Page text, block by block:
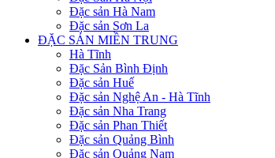
Đặc sản Hà Nam
Đặc sản Sơn La
ĐẶC SẢN MIỀN TRUNG
Hà Tĩnh
Đặc Sản Bình Định
Đặc sản Huế
Đặc sản Nghệ An - Hà Tĩnh
Đặc sản Nha Trang
Đặc sản Phan Thiết
Đặc sản Quảng Bình
Đặc sản Quảng Nam